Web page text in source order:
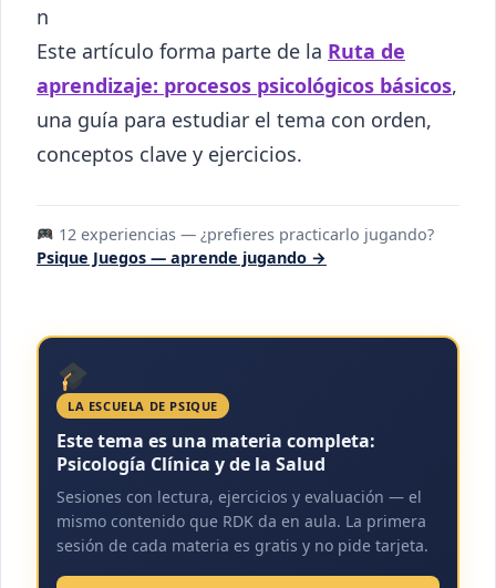
n
Este artículo forma parte de la Ruta de
aprendizaje: procesos psicológicos básicos,
una guía para estudiar el tema con orden,
conceptos clave y ejercicios.
12 experiencias — ¿prefieres practicarlo jugando?
Psique Juegos — aprende jugando →
LA ESCUELA DE PSIQUE
Este tema es una materia completa:
Psicología Clínica y de la Salud
Sesiones con lectura, ejercicios y evaluación — el
mismo contenido que RDK da en aula. La primera
sesión de cada materia es gratis y no pide tarjeta.